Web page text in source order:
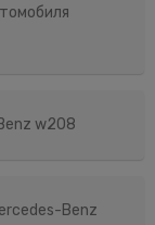
w208
Benz